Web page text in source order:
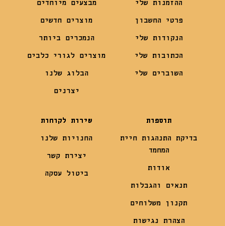
ההזמנות שלי
פרטי החשבון
הנקודות שלי
הכתובות שלי
השוברים שלי
מבצעים מיוחדים
מוצרים חדשים
הנמכרים ביותר
מוצרים לגורי כלבים
הבלוג שלנו
יצרנים
תוספות
בדיקת התנהגות חיית
המחמד
אודות
תנאים והגבלות
תקנון משלוחים
הצהרת נגישות
שירות לקוחות
החנויות שלנו
יצירת קשר
ביטול עסקה